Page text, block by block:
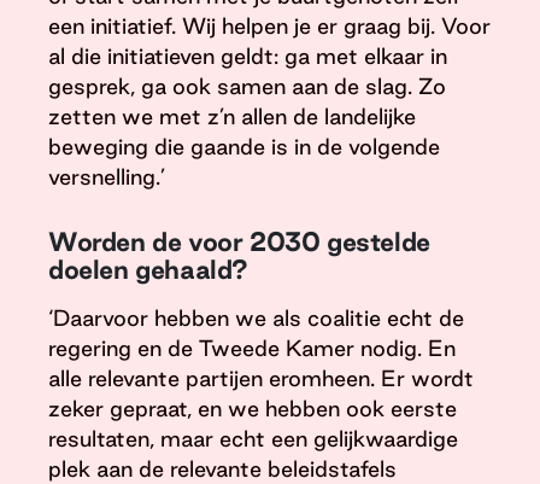
een initiatief. Wij helpen je er graag bij. Voor
al die initiatieven geldt: ga met elkaar in
gesprek, ga ook samen aan de slag. Zo
zetten we met z’n allen de landelijke
beweging die gaande is in de volgende
versnelling.’
Worden de voor 2030 gestelde
doelen gehaald?
‘Daarvoor hebben we als coalitie echt de
regering en de Tweede Kamer nodig. En
alle relevante partijen eromheen. Er wordt
zeker gepraat, en we hebben ook eerste
resultaten, maar echt een gelijkwaardige
plek aan de relevante beleidstafels